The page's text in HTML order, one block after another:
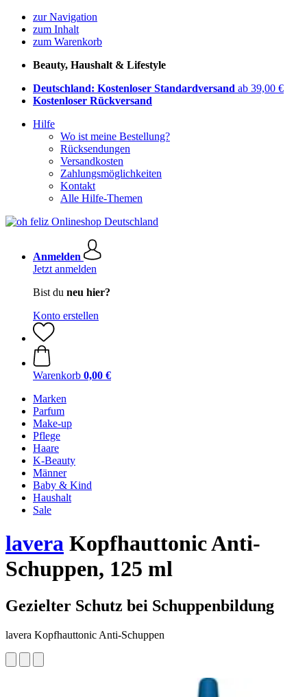
zur Navigation
zum Inhalt
zum Warenkorb
Beauty, Haushalt & Lifestyle
Deutschland: Kostenloser Standardversand ab 39,00 €
Kostenloser Rückversand
Hilfe
Wo ist meine Bestellung?
Rücksendungen
Versandkosten
Zahlungsmöglichkeiten
Kontakt
Alle Hilfe-Themen
Anmelden
Jetzt anmelden
Bist du neu hier?
Konto erstellen
Warenkorb 0,00 €
Marken
Parfum
Make-up
Pflege
Haare
K-Beauty
Männer
Baby & Kind
Haushalt
Sale
lavera Kopfhauttonic Anti-
Schuppen, 125 ml
Gezielter Schutz bei Schuppenbildung
lavera Kopfhauttonic Anti-Schuppen